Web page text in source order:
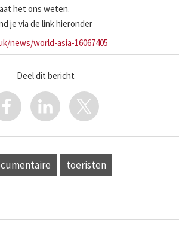
het ons weten.
je via de link hieronder
news/world-asia-16067405
Deel dit bericht
toeristen